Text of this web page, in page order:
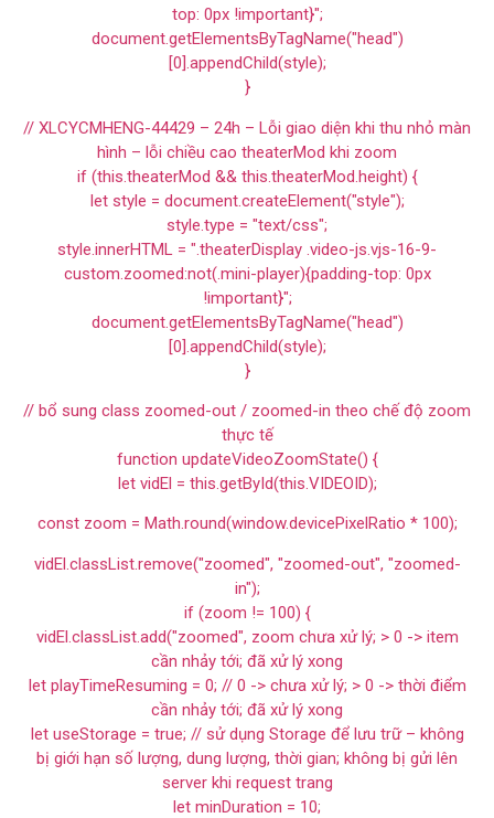
top: 0px !important}";
document.getElementsByTagName("head")
[0].appendChild(style);
}
// XLCYCMHENG-44429 – 24h – Lỗi giao diện khi thu nhỏ màn
hình – lỗi chiều cao theaterMod khi zoom
if (this.theaterMod && this.theaterMod.height) {
let style = document.createElement("style");
style.type = "text/css";
style.innerHTML = ".theaterDisplay .video-js.vjs-16-9-
custom.zoomed:not(.mini-player){padding-top: 0px
!important}";
document.getElementsByTagName("head")
[0].appendChild(style);
}
// bổ sung class zoomed-out / zoomed-in theo chế độ zoom
thực tế
function updateVideoZoomState() {
let vidEl = this.getById(this.VIDEOID);
const zoom = Math.round(window.devicePixelRatio * 100);
vidEl.classList.remove("zoomed", "zoomed-out", "zoomed-
in");
if (zoom != 100) {
vidEl.classList.add("zoomed", zoom chưa xử lý; > 0 -> item
cần nhảy tới; đã xử lý xong
let playTimeResuming = 0; // 0 -> chưa xử lý; > 0 -> thời điểm
cần nhảy tới; đã xử lý xong
let useStorage = true; // sử dụng Storage để lưu trữ – không
bị giới hạn số lượng, dung lượng, thời gian; không bị gửi lên
server khi request trang
let minDuration = 10;